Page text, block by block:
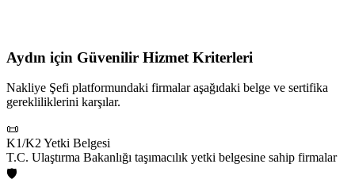
Aydın için Güvenilir Hizmet Kriterleri
Nakliye Şefi platformundaki firmalar aşağıdaki belge ve sertifika
gerekliliklerini karşılar.
📜
K1/K2 Yetki Belgesi
T.C. Ulaştırma Bakanlığı taşımacılık yetki belgesine sahip firmalar
🛡️